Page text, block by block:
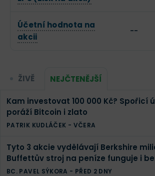
Účetní hodnota na
akcii
--
ŽIVĚ NEJČTENĚJŠÍ
Kam investovat 100 000 Kč? Spořicí
poráží Bitcoin i zlato
PATRIK KUDLÁČEK - VČERA
Tyto 3 akcie vydělávají Berkshire
Buffettův stroj na peníze funguje i
investic
BC. PAVEL SÝKORA - PŘED 2 DNY